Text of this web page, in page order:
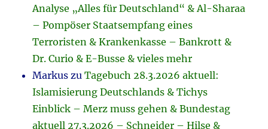
Analyse „Alles für Deutschland“ & Al-Sharaa
– Pompöser Staatsempfang eines
Terroristen & Krankenkasse – Bankrott &
Dr. Curio & E-Busse & vieles mehr
Markus zuTagebuch 28.3.2026 aktuell:
Islamisierung Deutschlands & Tichys
Einblick – Merz muss gehen & Bundestag
aktuell 27.3.2026 – Schneider – Hilse &